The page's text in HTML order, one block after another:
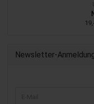
Newsletter-